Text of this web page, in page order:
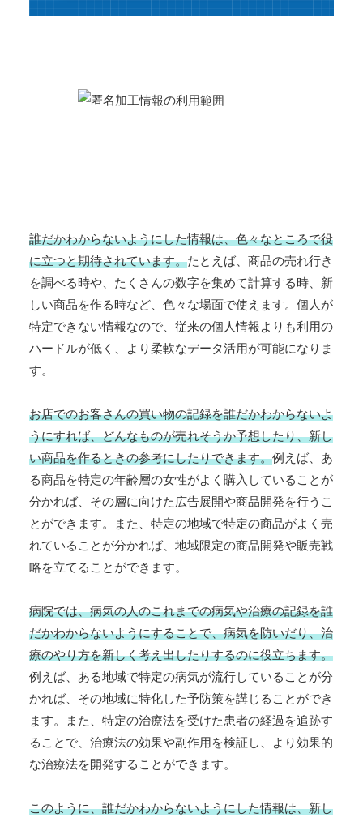
誰だかわからないようにした情報は、色々なところで役
に立つと期待されています。たとえば、商品の売れ行き
を調べる時や、たくさんの数字を集めて計算する時、新
しい商品を作る時など、色々な場面で使えます。個人が
特定できない情報なので、従来の個人情報よりも利用の
ハードルが低く、より柔軟なデータ活用が可能になりま
す。
お店でのお客さんの買い物の記録を誰だかわからないよ
うにすれば、どんなものが売れそうか予想したり、新し
い商品を作るときの参考にしたりできます。例えば、あ
る商品を特定の年齢層の女性がよく購入していることが
分かれば、その層に向けた広告展開や商品開発を行うこ
とができます。また、特定の地域で特定の商品がよく売
れていることが分かれば、地域限定の商品開発や販売戦
略を立てることができます。
病院では、病気の人のこれまでの病気や治療の記録を誰
だかわからないようにすることで、病気を防いだり、治
療のやり方を新しく考え出したりするのに役立ちます。
例えば、ある地域で特定の病気が流行していることが分
かれば、その地域に特化した予防策を講じることができ
ます。また、特定の治療法を受けた患者の経過を追跡す
ることで、治療法の効果や副作用を検証し、より効果的
な治療法を開発することができます。
このように、誰だかわからないようにした情報は、新し